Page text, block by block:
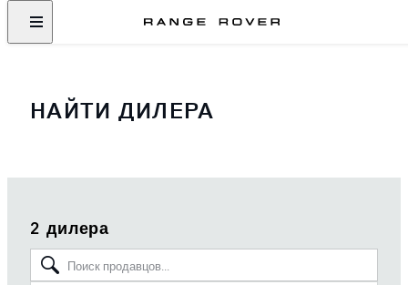
НАЙТИ ДИЛЕРА
2 дилера